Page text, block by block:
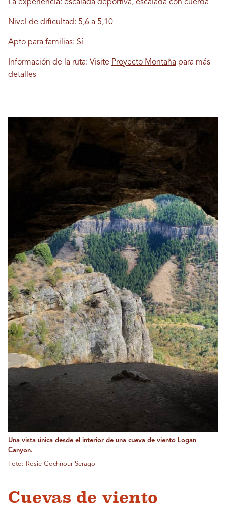
La experiencia: escalada deportiva, escalada con cuerda
Nivel de dificultad: 5,6 a 5,10
Apto para familias: Sí
Información de la ruta: Visite Proyecto Montaña para más
detalles
Una vista única desde el interior de una cueva de viento Logan
Canyon.
Foto: Rosie Gochnour Serago
Cuevas de viento